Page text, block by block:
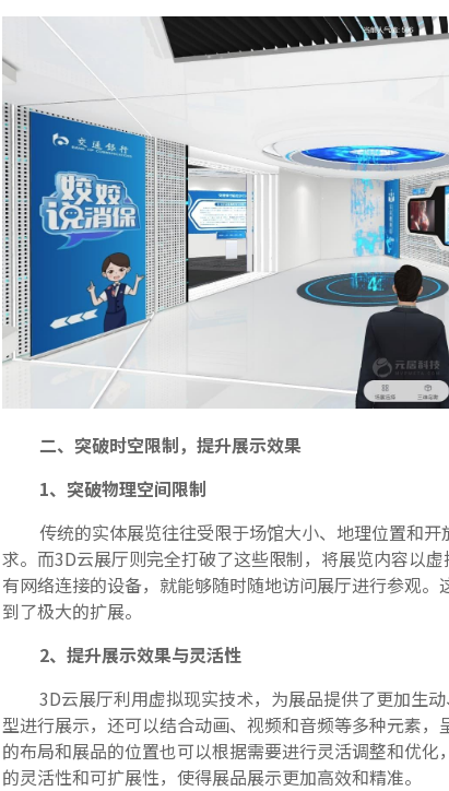
二、突破时空限制，提升展示效果
1、突破物理空间限制
传统的实体展览往往受限于场馆大小、地理位置和
求。而3D云展厅则完全打破了这些限制，将展览内容以
有网络连接的设备，就能够随时随地访问展厅进行参观
到了极大的扩展。
2、提升展示效果与灵活性
3D云展厅利用虚拟现实技术，为展品提供了更加生
型进行展示，还可以结合动画、视频和音频等多种元素
的布局和展品的位置也可以根据需要进行灵活调整和优
的灵活性和可扩展性，使得展品展示更加高效和精准。